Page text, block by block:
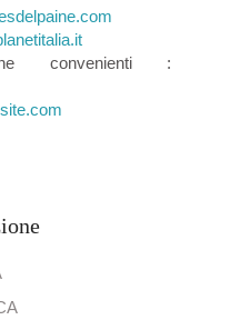
convenienti :